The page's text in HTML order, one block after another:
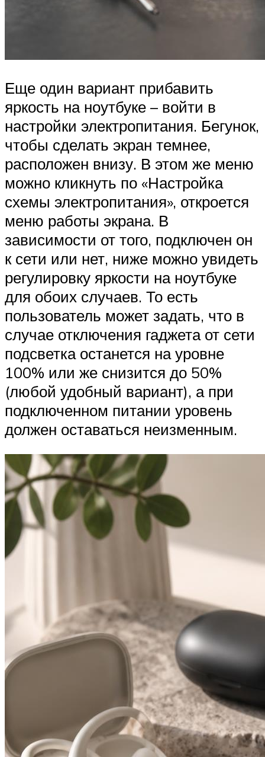
Еще один вариант прибавить
яркость на ноутбуке – войти в
настройки электропитания. Бегунок,
чтобы сделать экран темнее,
расположен внизу. В этом же меню
можно кликнуть по «Настройка
схемы электропитания», откроется
меню работы экрана. В
зависимости от того, подключен он
к сети или нет, ниже можно увидеть
регулировку яркости на ноутбуке
для обоих случаев. То есть
пользователь может задать, что в
случае отключения гаджета от сети
подсветка останется на уровне
100% или же снизится до 50%
(любой удобный вариант), а при
подключенном питании уровень
должен оставаться неизменным.